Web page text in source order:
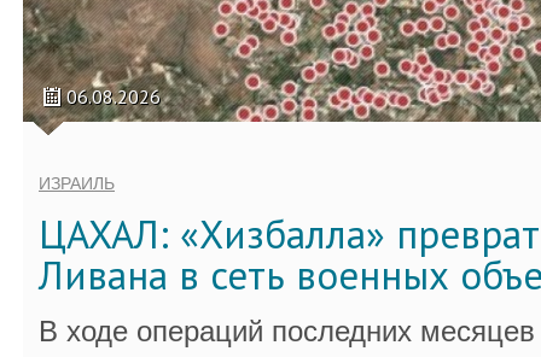
06.08.2026
ИЗРАИЛЬ
ЦАХАЛ: «Хизбалла»
Ливана в сеть военных
В ходе операций последних